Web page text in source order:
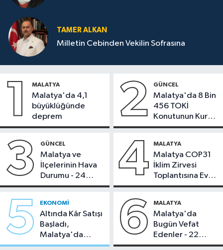
TAMER ALKAN
Milletin Cebinden Vekilin Sofrasına
1 MALATYA
Malatya'da 4,1
büyüklüğünde
deprem
2 GÜNCEL
Malatya'da 8 Bin
456 TOKİ
Konutunun Kurası
Bugün Çekiliyor
3 GÜNCEL
Malatya ve
İlçelerinin Hava
Durumu - 24
Temmuz 2026
4 MALATYA
Malatya COP31
İklim Zirvesi
Toplantısına Ev
Sahipliği Yaptı
5 EKONOMI
Altında Kâr Satışı
Başladı,
Malatya'da
Makas Ne
6 MALATYA
Malatya'da
Bugün Vefat
Edenler - 22
Temmuz 2026